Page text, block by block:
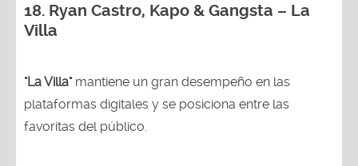
18. Ryan Castro, Kapo & Gangsta – La
Villa
"La Villa"mantiene un gran desempeño en las
plataformas digitales y se posiciona entre las
favoritas del público.